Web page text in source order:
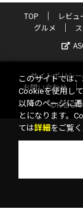
TOP レビュ
グルメ
サイトポリシー
お問い合わせ
このサイトでは
Cookieを使用し
以降のページに
とになります。
ては詳細 をご覧く